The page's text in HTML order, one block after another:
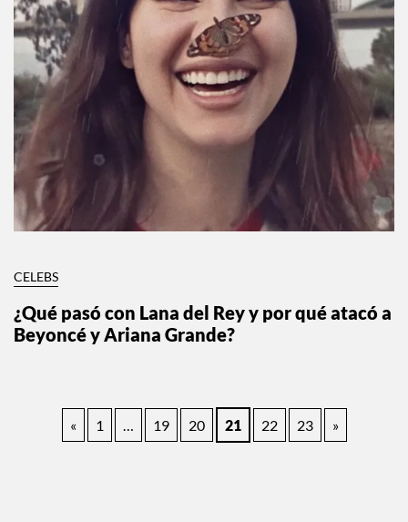
CELEBS
¿Qué pasó con Lana del Rey y por qué atacó a
Beyoncé y Ariana Grande?
Paginación
« 1 … 19 20 21 22 23 »